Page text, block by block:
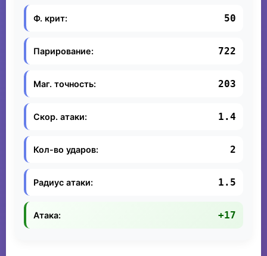
Ф. крит: 50
Парирование: 722
Маг. точность: 203
Скор. атаки: 1.4
Кол-во ударов: 2
Радиус атаки: 1.5
Атака: +17